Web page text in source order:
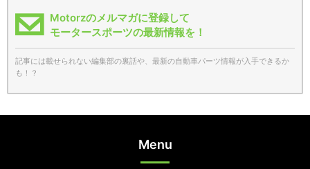
Motorzのメルマガに登録して
モータースポーツの最新情報を！
記事には載せられない編集部の裏話や、最新の自動車パーツ情報が入手できるか
も！？
Menu